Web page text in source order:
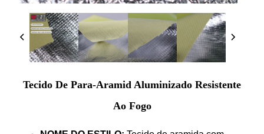
Tecido De Para-Aramid Aluminizado Resistente
Ao Fogo